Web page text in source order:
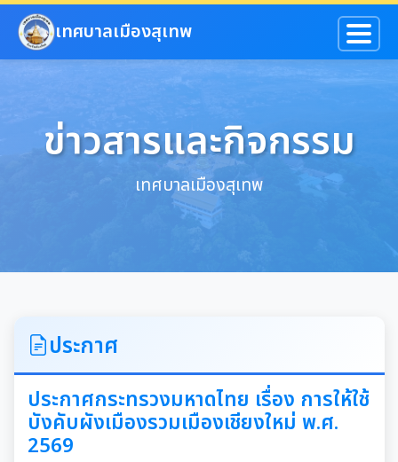
ข้ามไปยังเนื้อหาหลัก
เทศบาลเมืองสุเทพ
ข่าวสารและกิจกรรม
เทศบาลเมืองสุเทพ
ประกาศ
ประกาศกระทรวงมหาดไทย เรื่อง การให้ใช้
บังคับผังเมืองรวมเมืองเชียงใหม่ พ.ศ.
2569